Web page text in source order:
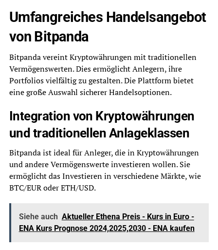
Umfangreiches Handelsangebot
von Bitpanda
Bitpanda vereint Kryptowährungen mit traditionellen
Vermögenswerten. Dies ermöglicht Anlegern, ihre
Portfolios vielfältig zu gestalten. Die Plattform bietet
eine große Auswahl sicherer Handelsoptionen.
Integration von Kryptowährungen
und traditionellen Anlageklassen
Bitpanda ist ideal für Anleger, die in Kryptowährungen
und andere Vermögenswerte investieren wollen. Sie
ermöglicht das Investieren in verschiedene Märkte, wie
BTC/EUR oder ETH/USD.
Siehe auch Aktueller Ethena Preis - Kurs in Euro -
ENA Kurs Prognose 2024,2025,2030 - ENA kaufen